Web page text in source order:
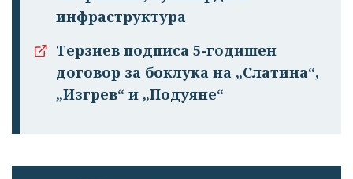
инфраструктура
Терзиев подписа 5-годишен
договор за боклука на „Слатина“,
„Изгрев“ и „Подуяне“